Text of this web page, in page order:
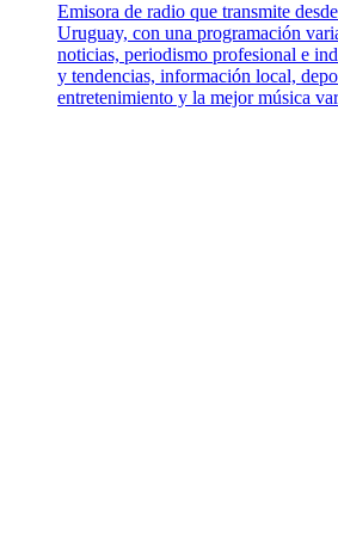
Emisora de radio que transmite desde
Uruguay, con una programación
noticias, periodismo profesional e
y tendencias, información local,
entretenimiento y la mejor música